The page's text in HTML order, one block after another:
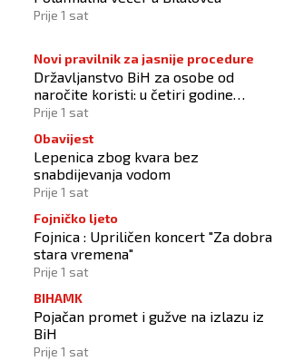
Prije 1 sat
Novi pravilnik za jasnije procedure
Državljanstvo BiH za osobe od
naročite koristi: u četiri godine
odobrena 43 zahtjeva
Prije 1 sat
Obavijest
Lepenica zbog kvara bez
snabdijevanja vodom
Prije 1 sat
Fojničko ljeto
Fojnica : Upriličen koncert "Za dobra
stara vremena"
Prije 1 sat
BIHAMK
Pojačan promet i gužve na izlazu iz
BiH
Prije 1 sat